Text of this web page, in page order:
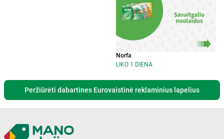
Norfa
LIKO 1 DIENA
Peržiūrėti dabartines Eurovaistinė reklaminius lapelius